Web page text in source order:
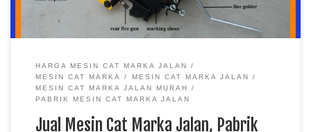
HARGA MESIN CAT MARKA JALAN
MESIN CAT MARKA
MESIN CAT MARKA JALAN
MESIN CAT MARKA JALAN MURAH
PABRIK MESIN CAT MARKA JALAN
Jual Mesin Cat Marka Jalan, Pabrik